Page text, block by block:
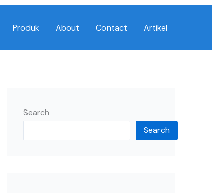
Produk About Contact Artikel
Search
Search